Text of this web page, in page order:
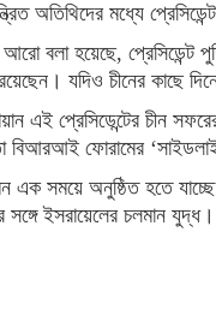
অতিথিদের মধ্যে
বলা হয়েছে, প্রেসিডেন্ট
যদিও চীনের কাছে
এই প্রেসিডেন্টের চীন
ফোরামের
সময়ে অনুষ্ঠিত হতে যাচ্ছে
সঙ্গে ইসরায়েলের চলমান